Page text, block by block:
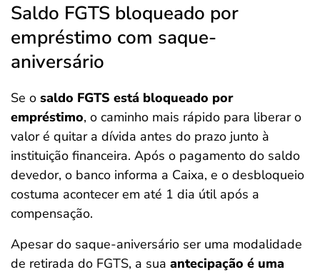
Saldo FGTS bloqueado por
empréstimo com saque-
aniversário
Se o saldo FGTS está bloqueado por
empréstimo, o caminho mais rápido para liberar o
valor é quitar a dívida antes do prazo junto à
instituição financeira. Após o pagamento do saldo
devedor, o banco informa a Caixa, e o desbloqueio
costuma acontecer em até 1 dia útil após a
compensação.
Apesar do saque-aniversário ser uma modalidade
de retirada do FGTS, a sua antecipação é uma